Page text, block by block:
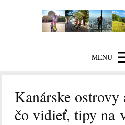
MENU
Kanárske
čo vidieť, tipy na